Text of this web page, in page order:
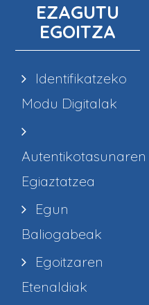
EZAGUTU
EGOITZA
Identifikatzeko
Modu Digitalak
Autentikotasunaren
Egiaztatzea
Egun
Baliogabeak
Egoitzaren
Etenaldiak